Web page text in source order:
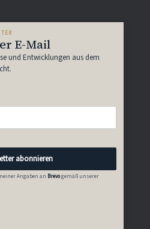
E-Mail
und Entwicklungen aus dem
abonnieren
Angaben an Brevogemäß unserer